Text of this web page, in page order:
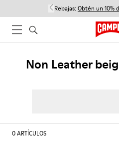
Rebajas: Obtén un 10%
Non Leather
0ARTÍCULOS